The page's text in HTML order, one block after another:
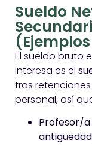
Sueldo
El sueldo bruto
interesa es el
tras retenciones
personal, así
Profesor/a